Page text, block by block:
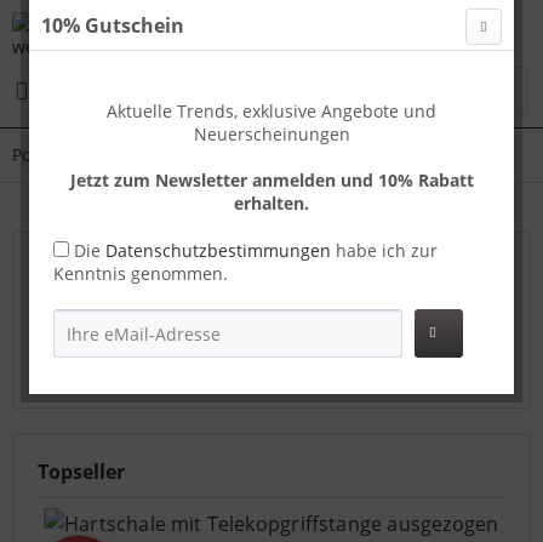
Porto
Travelhouse Koffer – Leicht, robust & günstig
reisen
ABS/PC Hartschale, ideal für jede Reisedauer mehr
Topseller
10% Gutschein
Aktuelle Trends, exklusive Angebote und
Neuerscheinungen
Jetzt zum Newsletter anmelden und 10% Rabatt
erhalten.
Die Datenschutzbestimmungen habe ich zur
Kenntnis genommen.